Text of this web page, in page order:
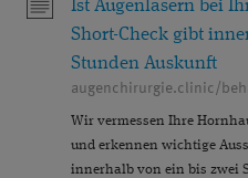
ICL
IMPLANTIERBARE
KATARAKT
Ist Augenlasern bei
Short-Check gibt
Stunden Auskunft
augenchirurgie.clinic/
Wir vermessen Ihre
und erkennen wichtige
innerhalb von ein bis zwei